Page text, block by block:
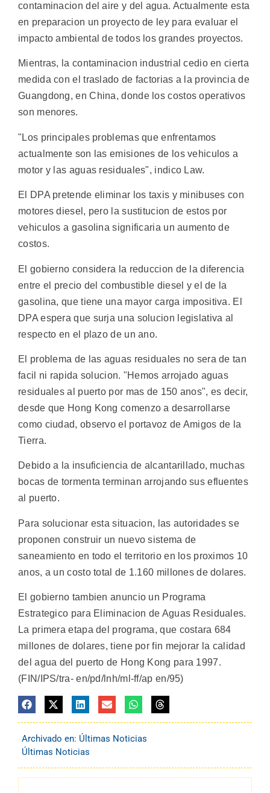
contaminacion del aire y del agua. Actualmente esta
en preparacion un proyecto de ley para evaluar el
impacto ambiental de todos los grandes proyectos.
Mientras, la contaminacion industrial cedio en cierta
medida con el traslado de factorias a la provincia de
Guangdong, en China, donde los costos operativos
son menores.
"Los principales problemas que enfrentamos
actualmente son las emisiones de los vehiculos a
motor y las aguas residuales", indico Law.
El DPA pretende eliminar los taxis y minibuses con
motores diesel, pero la sustitucion de estos por
vehiculos a gasolina significaria un aumento de
costos.
El gobierno considera la reduccion de la diferencia
entre el precio del combustible diesel y el de la
gasolina, que tiene una mayor carga impositiva. El
DPA espera que surja una solucion legislativa al
respecto en el plazo de un ano.
El problema de las aguas residuales no sera de tan
facil ni rapida solucion. "Hemos arrojado aguas
residuales al puerto por mas de 150 anos", es decir,
desde que Hong Kong comenzo a desarrollarse
como ciudad, observo el portavoz de Amigos de la
Tierra.
Debido a la insuficiencia de alcantarillado, muchas
bocas de tormenta terminan arrojando sus efluentes
al puerto.
Para solucionar esta situacion, las autoridades se
proponen construir un nuevo sistema de
saneamiento en todo el territorio en los proximos 10
anos, a un costo total de 1.160 millones de dolares.
El gobierno tambien anuncio un Programa
Estrategico para Eliminacion de Aguas Residuales.
La primera etapa del programa, que costara 684
millones de dolares, tiene por fin mejorar la calidad
del agua del puerto de Hong Kong para 1997.
(FIN/IPS/tra- en/pd/lnh/ml-ff/ap en/95)
Archivado en: Últimas Noticias
Últimas Noticias